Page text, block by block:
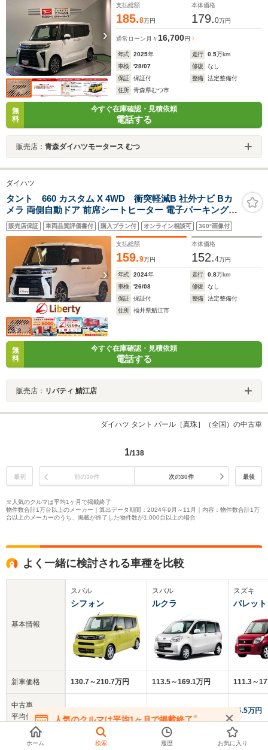
支払総額
185.8万円
本体価格
179.0万円
通常ローン 月々 16,700円
年式 2025年 走行 0.5万km
車検
'28/07 修復
なし
保証
保証付 整備
法定整備付
住所
青森県むつ市
無
料
今すぐ在庫確認・見積依頼
電話する
販売店： 青森ダイハツモータース むつ
ダイハツ
タント 660 カスタム X 4WD 衝突軽減B 社外ナビ Bカ
メラ 両側自動ドア 前席シートヒーター 電子パーキング
LEDヘッドライト フォグライト スマートキー プッシュス
タート アイドリングストップ 純正アルミホイール
販売店保証 車両品質評価書付 購入プラン付 オンライン相談可 360°画像付
支払総額
159.9万円
本体価格
152.4万円
年式 2024年 走行 0.8万km
車検
'26/08 修復
なし
保証
保証付 整備
法定整備付
住所
福井県鯖江市
無
料
今すぐ在庫確認・見積依頼
電話する
販売店： リバティ 鯖江店
ダイハツ タント パール［真珠］（全国）の中古車
1/138
最初 前の30件 次の30件 最後
※人気のクルマは平均1ヶ月で掲載終了
物件数合計1万台以上のメーカー｜算出データ期間：2024年9月～11月｜内容：物件数合計1万
台以上のメーカーのうち、掲載が終了した物件数が1,000台以上の場合
よく一緒に検討される車種を比較
基本情報
新車価格
中古車
平均価格
クチコミ
スバル
シフォン
130.7～210.7万円
スバル
ルクラ
113.5～169.1万円
3.8
スズキ
パレット
111.3～
26.5万円
3.9
人気のクルマは平均1ヶ月で掲載終了※
在庫が無くなる前にお問い合わせください
ホーム 検索 履歴 お気に入り